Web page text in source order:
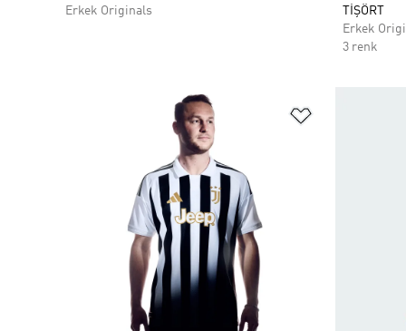
Erkek Originals
TİŞÖRT
Erkek
3 renk
Favori